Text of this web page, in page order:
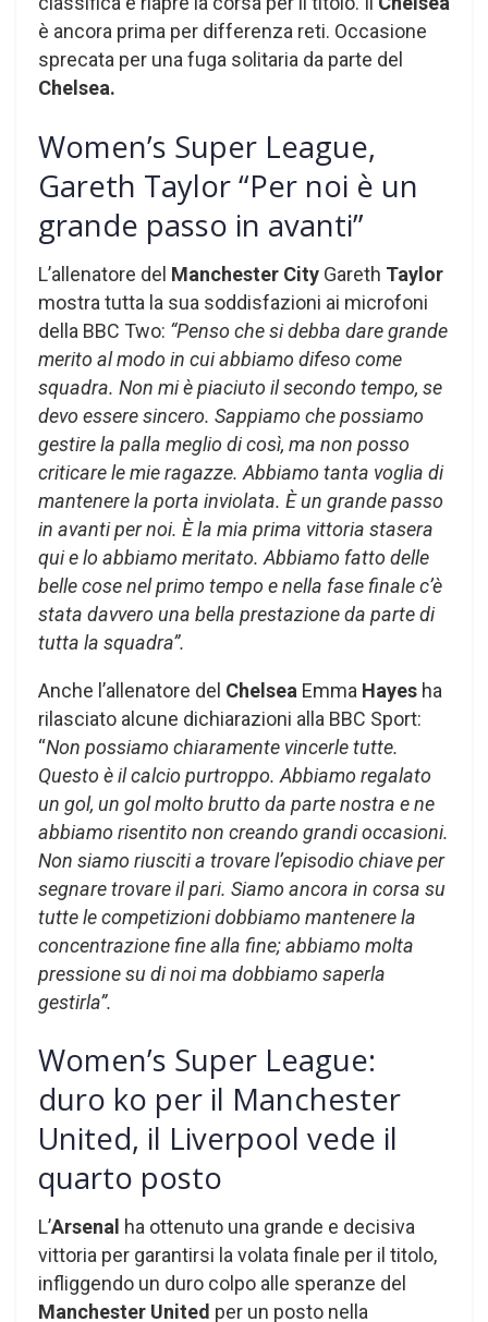
è ancora prima per differenza reti. Occasione
sprecata per una fuga solitaria da parte del
Chelsea.
Women’s Super League,
Gareth Taylor “Per noi è un
grande passo in avanti”
L’allenatore del Manchester City Gareth Taylor
mostra tutta la sua soddisfazioni ai microfoni
della BBC Two: “Penso che si debba dare grande
merito al modo in cui abbiamo difeso come
squadra. Non mi è piaciuto il secondo tempo, se
devo essere sincero. Sappiamo che possiamo
gestire la palla meglio di così, ma non posso
criticare le mie ragazze. Abbiamo tanta voglia di
mantenere la porta inviolata. È un grande passo
in avanti per noi. È la mia prima vittoria stasera
qui e lo abbiamo meritato. Abbiamo fatto delle
belle cose nel primo tempo e nella fase finale c’è
stata davvero una bella prestazione da parte di
tutta la squadra”.
Anche l’allenatore del Chelsea Emma Hayes ha
rilasciato alcune dichiarazioni alla BBC Sport:
“Non possiamo chiaramente vincerle tutte.
Questo è il calcio purtroppo. Abbiamo regalato
un gol, un gol molto brutto da parte nostra e ne
abbiamo risentito non creando grandi occasioni.
Non siamo riusciti a trovare l’episodio chiave per
segnare trovare il pari. Siamo ancora in corsa su
tutte le competizioni dobbiamo mantenere la
concentrazione fine alla fine; abbiamo molta
pressione su di noi ma dobbiamo saperla
gestirla”.
Women’s Super League:
duro ko per il Manchester
United, il Liverpool vede il
quarto posto
L’Arsenal ha ottenuto una grande e decisiva
vittoria per garantirsi la volata finale per il titolo,
infliggendo un duro colpo alle speranze del
Manchester United per un posto nella